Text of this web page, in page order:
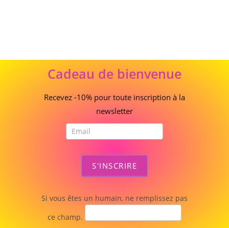
deCadeau de bienvenue
Recevez -10% pour toute inscription à la
newsletter
S'INSCRIRE
Si vous êtes un humain, ne remplissez pas
ce champ.